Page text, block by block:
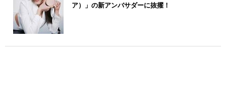
ア）」の新アンバサダーに抜擢！